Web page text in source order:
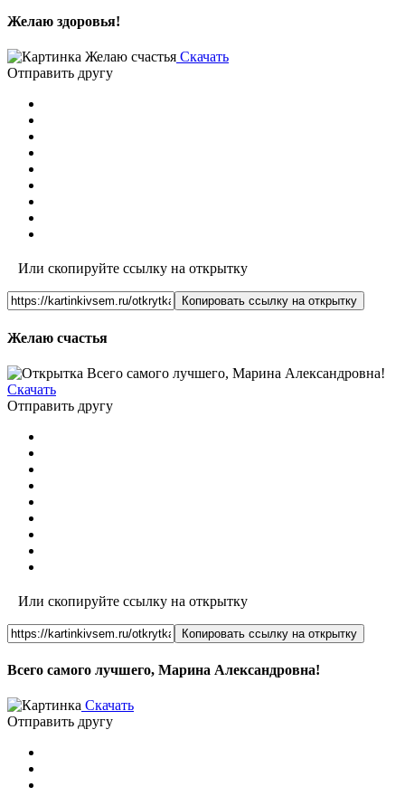
Желаю здоровья!
Скачать
Отправить другу
Или скопируйте ссылку на открытку
Копировать ссылку на открытку
Желаю счастья
Скачать
Отправить другу
Или скопируйте ссылку на открытку
Копировать ссылку на открытку
Всего самого лучшего, Марина Александровна!
Скачать
Отправить другу